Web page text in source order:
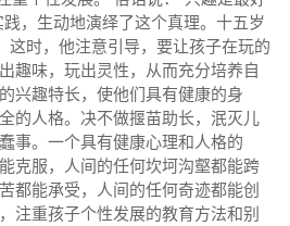
，生动地演绎了这个真理。十五岁
这时，他注意引导，要让孩子在玩的
趣味，玩出灵性，从而充分培养自
兴趣特长，使他们具有健康的身
的人格。决不做揠苗助长，泯灭儿
事。一个具有健康心理和人格的
克服，人间的任何坎坷沟壑都能跨
都能承受，人间的任何奇迹都能创
注重孩子个性发展的教育方法和别